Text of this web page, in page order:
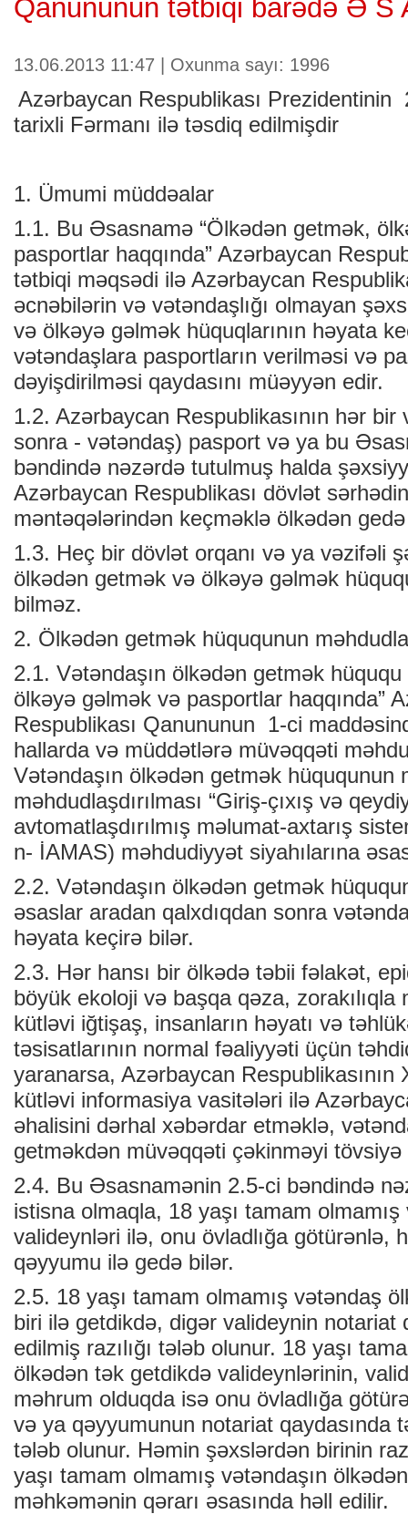
Qanununun tətbiqi barədə Ə S
13.06.2013 11:47 | Oxunma sayı: 1996
Azərbaycan Respublikası Prezidentinin
tarixli Fərmanı ilə təsdiq edilmişdir
1. Ümumi müddəalar
1.1. Bu Əsasnamə “Ölkədən getmək,
pasportlar haqqında” Azərbaycan
tətbiqi məqsədi ilə Azərbaycan
əcnəbilərin və vətəndaşlığı olmayan
və ölkəyə gəlmək hüquqlarının həyata
vətəndaşlara pasportların verilməsi və
dəyişdirilməsi qaydasını müəyyən edir.
1.2. Azərbaycan Respublikasının hər bir
sonra - vətəndaş) pasport və ya bu
bəndində nəzərdə tutulmuş halda
Azərbaycan Respublikası dövlət
məntəqələrindən keçməklə ölkədən
1.3. Heç bir dövlət orqanı və ya vəzifəli
ölkədən getmək və ölkəyə gəlmək
bilməz.
2. Ölkədən getmək hüququnun
2.1. Vətəndaşın ölkədən getmək
ölkəyə gəlmək və pasportlar haqqında”
Respublikası Qanununun 1-ci
hallarda və müddətlərə müvəqqəti
Vətəndaşın ölkədən getmək hüququnun
məhdudlaşdırılması “Giriş-çıxış və
avtomatlaşdırılmış məlumat-axtarış
n- İAMAS) məhdudiyyət siyahılarına
2.2. Vətəndaşın ölkədən getmək
əsaslar aradan qalxdıqdan sonra
həyata keçirə bilər.
2.3. Hər hansı bir ölkədə təbii fəlakət,
böyük ekoloji və başqa qəza, zorakılıqla
kütləvi iğtişaş, insanların həyatı və
təsisatlarının normal fəaliyyəti üçün
yaranarsa, Azərbaycan Respublikasının
kütləvi informasiya vasitələri ilə
əhalisini dərhal xəbərdar etməklə,
getməkdən müvəqqəti çəkinməyi tövsiyə
2.4. Bu Əsasnamənin 2.5-ci bəndində
istisna olmaqla, 18 yaşı tamam
valideynləri ilə, onu övladlığa götürənlə,
qəyyumu ilə gedə bilər.
2.5. 18 yaşı tamam olmamış vətəndaş
biri ilə getdikdə, digər valideynin notariat
edilmiş razılığı tələb olunur. 18 yaşı
ölkədən tək getdikdə valideynlərinin,
məhrum olduqda isə onu övladlığa
və ya qəyyumunun notariat qaydasında
tələb olunur. Həmin şəxslərdən birinin
yaşı tamam olmamış vətəndaşın
məhkəmənin qərarı əsasında həll edilir.